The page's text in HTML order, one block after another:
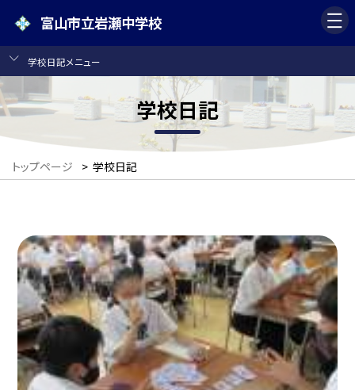
富山市立岩瀬中学校
学校日記メニュー
学校日記
トップページ > 学校日記